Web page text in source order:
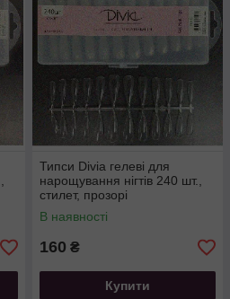
Типси Divia гелеві для
нарощування нігтів 240 шт.,
стилет, прозорі
В наявності
160 ₴
Купити